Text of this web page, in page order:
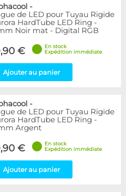
9
15
5
40
-
de LED pour Tuyau Rigide
HardTube LED Ring -
Noir mat - Digital RGB
€
En stock
Expédition immédiate
Ajouter au panier
-
de LED pour Tuyau Rigide
HardTube LED Ring -
Argent
€
En stock
Expédition immédiate
Ajouter au panier